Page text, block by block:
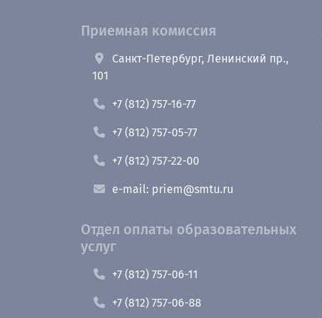
Приемная комиссия
Санкт-Петербург, Ленинский пр.,
101
+7 (812) 757-16-77
+7 (812) 757-05-77
+7 (812) 757-22-00
e-mail: priem@smtu.ru
Отдел оплаты образовательных
услуг
+7 (812) 757-06-11
+7 (812) 757-06-88